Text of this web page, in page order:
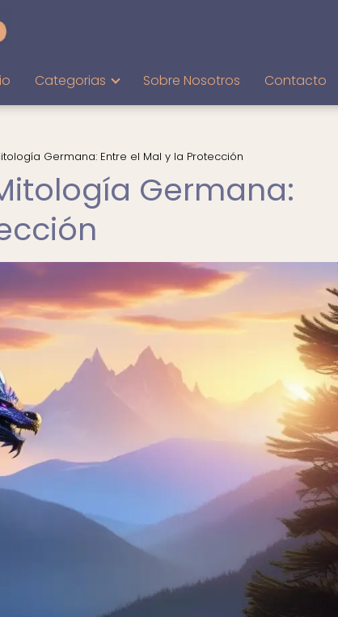
Categorias Sobre Nosotros Contacto
Germana: Entre el Mal y la Protección
Germana: